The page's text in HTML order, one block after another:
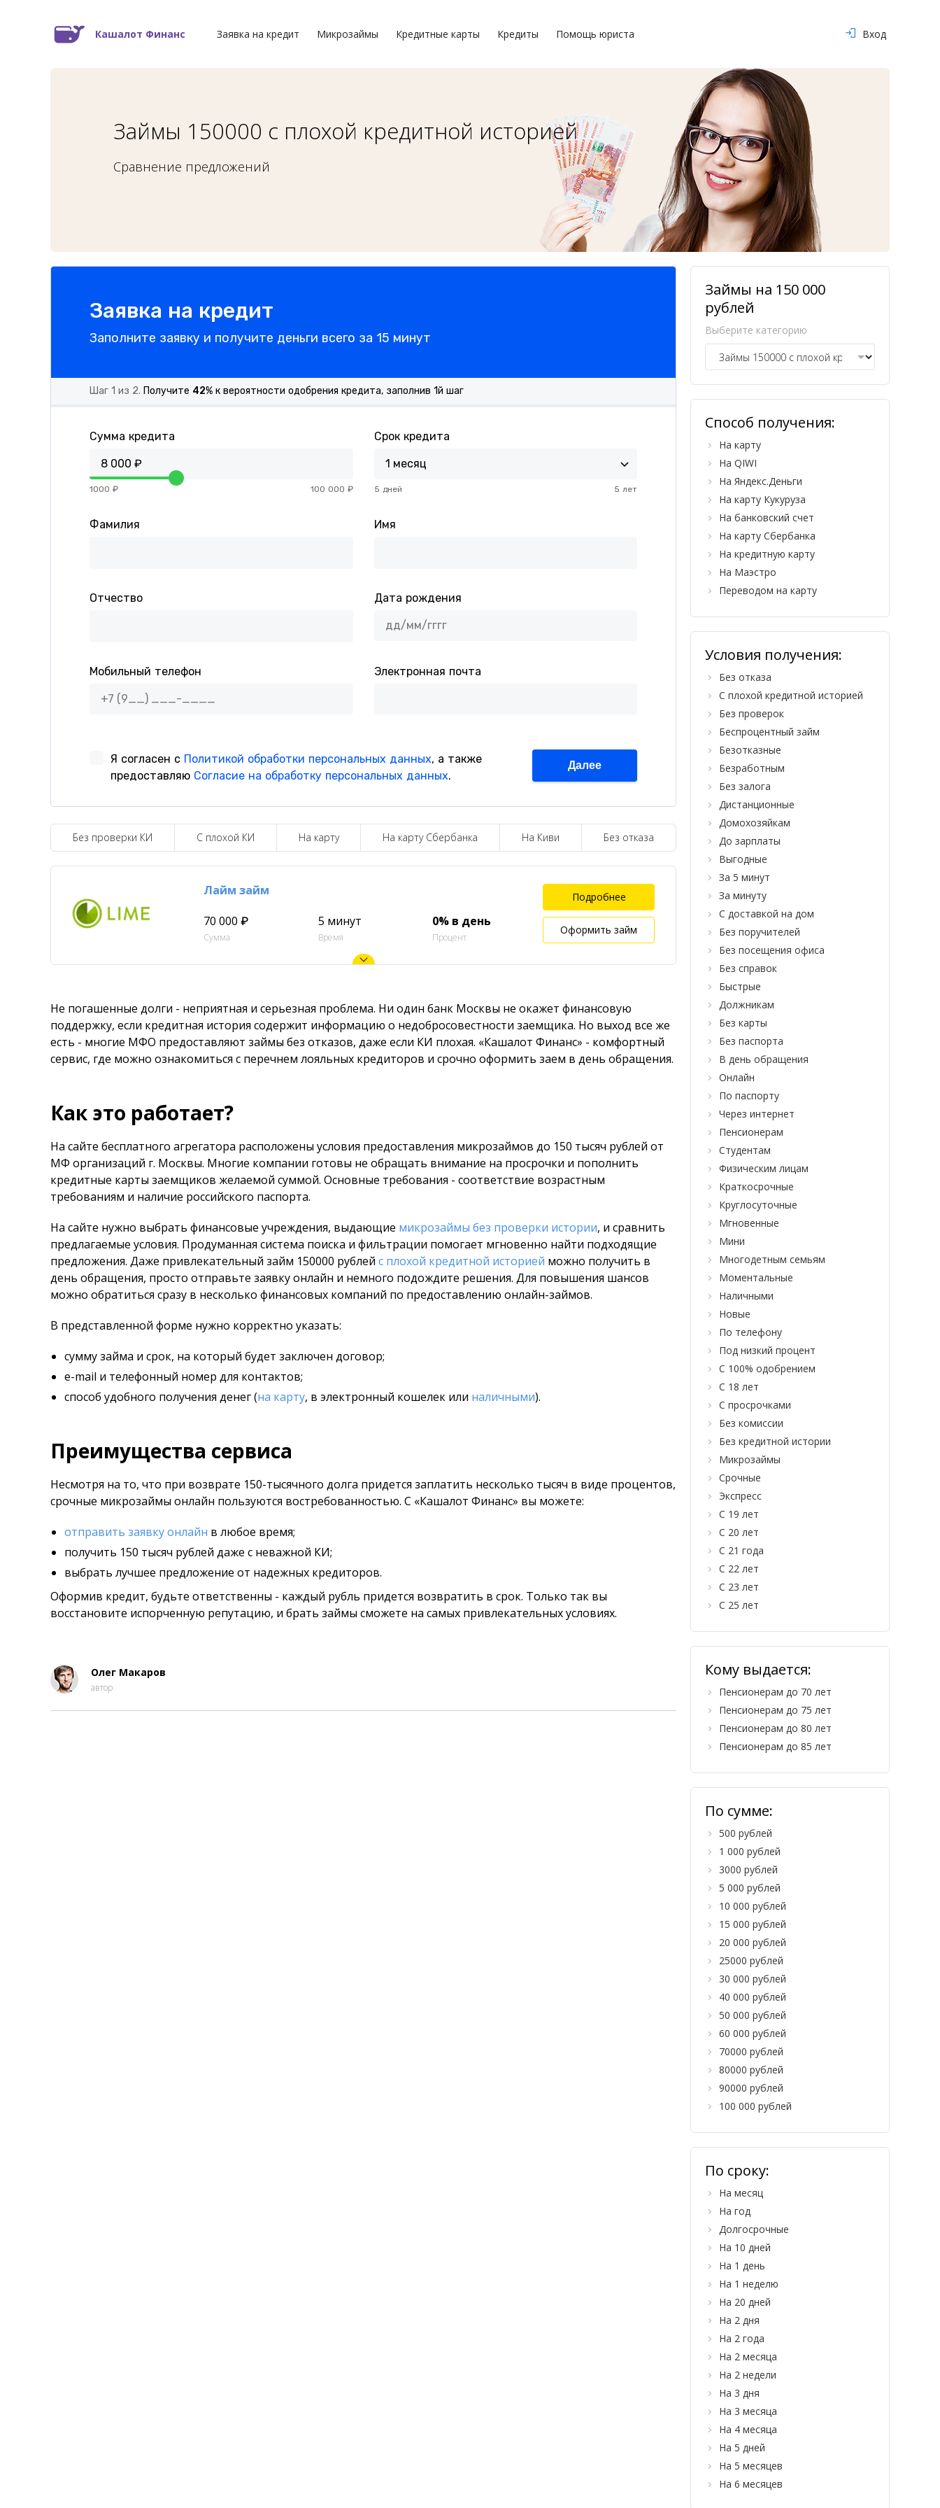
Кашалот Финанс Заявка на кредит Микрозаймы Кредитные карты Кредиты Помощь юриста Вход
Займы 150000 с плохой кредитной историей
Сравнение предложений
Без проверки КИ С плохой КИ На карту На карту Сбербанка На Киви Без отказа
Лайм займ
70 000 ₽
Сумма
5 минут
Время
0% в день
Процент
Подробнее
Оформить займ
Не погашенные долги - неприятная и серьезная проблема. Ни один банк Москвы не окажет финансовую
поддержку, если кредитная история содержит информацию о недобросовестности заемщика. Но выход все же
есть - многие МФО предоставляют займы без отказов, даже если КИ плохая. «Кашалот Финанс» - комфортный
сервис, где можно ознакомиться с перечнем лояльных кредиторов и срочно оформить заем в день обращения.
Как это работает?
На сайте бесплатного агрегатора расположены условия предоставления микрозаймов до 150 тысяч рублей от
МФ организаций г. Москвы. Многие компании готовы не обращать внимание на просрочки и пополнить
кредитные карты заемщиков желаемой суммой. Основные требования - соответствие возрастным
требованиям и наличие российского паспорта.
На сайте нужно выбрать финансовые учреждения, выдающие микрозаймы без проверки истории, и сравнить
предлагаемые условия. Продуманная система поиска и фильтрации помогает мгновенно найти подходящие
предложения. Даже привлекательный займ 150000 рублей с плохой кредитной историей можно получить в
день обращения, просто отправьте заявку онлайн и немного подождите решения. Для повышения шансов
можно обратиться сразу в несколько финансовых компаний по предоставлению онлайн-займов.
В представленной форме нужно корректно указать:
сумму займа и срок, на который будет заключен договор;
e-mail и телефонный номер для контактов;
способ удобного получения денег (на карту, в электронный кошелек или наличными).
Преимущества сервиса
Несмотря на то, что при возврате 150-тысячного долга придется заплатить несколько тысяч в виде процентов,
срочные микрозаймы онлайн пользуются востребованностью. С «Кашалот Финанс» вы можете:
отправить заявку онлайн в любое время;
получить 150 тысяч рублей даже с неважной КИ;
выбрать лучшее предложение от надежных кредиторов.
Оформив кредит, будьте ответственны - каждый рубль придется возвратить в срок. Только так вы
восстановите испорченную репутацию, и брать займы сможете на самых привлекательных условиях.
Олег Макаров
автор
Займы на 150 000
рублей
Выберите категорию
Способ получения:
На карту
На QIWI
На Яндекс.Деньги
На карту Кукуруза
На банковский счет
На карту Сбербанка
На кредитную карту
На Маэстро
Переводом на карту
Условия получения:
Без отказа
С плохой кредитной историей
Без проверок
Беспроцентный займ
Безотказные
Безработным
Без залога
Дистанционные
Домохозяйкам
До зарплаты
Выгодные
За 5 минут
За минуту
С доставкой на дом
Без поручителей
Без посещения офиса
Без справок
Быстрые
Должникам
Без карты
Без паспорта
В день обращения
Онлайн
По паспорту
Через интернет
Пенсионерам
Студентам
Физическим лицам
Краткосрочные
Круглосуточные
Мгновенные
Мини
Многодетным семьям
Моментальные
Наличными
Новые
По телефону
Под низкий процент
С 100% одобрением
С 18 лет
С просрочками
Без комиссии
Без кредитной истории
Микрозаймы
Срочные
Экспресс
С 19 лет
С 20 лет
С 21 года
С 22 лет
С 23 лет
С 25 лет
Кому выдается:
Пенсионерам до 70 лет
Пенсионерам до 75 лет
Пенсионерам до 80 лет
Пенсионерам до 85 лет
По сумме:
500 рублей
1 000 рублей
3000 рублей
5 000 рублей
10 000 рублей
15 000 рублей
20 000 рублей
25000 рублей
30 000 рублей
40 000 рублей
50 000 рублей
60 000 рублей
70000 рублей
80000 рублей
90000 рублей
100 000 рублей
По сроку:
На месяц
На год
Долгосрочные
На 10 дней
На 1 день
На 1 неделю
На 20 дней
На 2 дня
На 2 года
На 2 месяца
На 2 недели
На 3 дня
На 3 месяца
На 4 месяца
На 5 дней
На 5 месяцев
На 6 месяцев